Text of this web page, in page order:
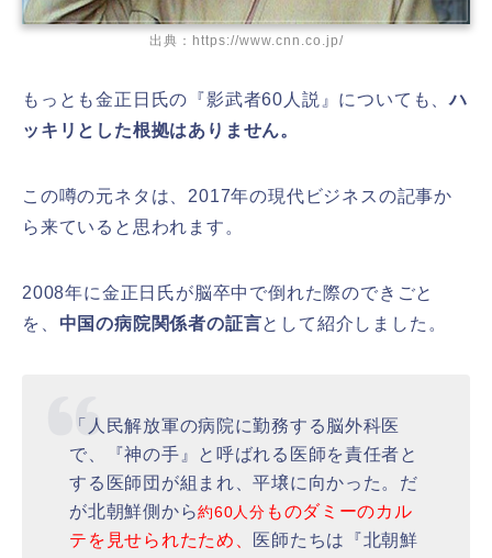
出典：https://www.cnn.co.jp/
もっとも金正日氏の『影武者60人説』についても、ハ
ッキリとした根拠はありません。
この噂の元ネタは、2017年の現代ビジネスの記事か
ら来ていると思われます。
2008年に金正日氏が脳卒中で倒れた際のできごと
を、 中国の病院関係者の証言として紹介しました。
「人民解放軍の病院に勤務する脳外科医
で、『神の手』と呼ばれる医師を責任者と
する医師団が組まれ、平壌に向かった。だ
が北朝鮮側から約60人分 ものダミーのカル
テを見せられたため、 医師たちは『北朝鮮